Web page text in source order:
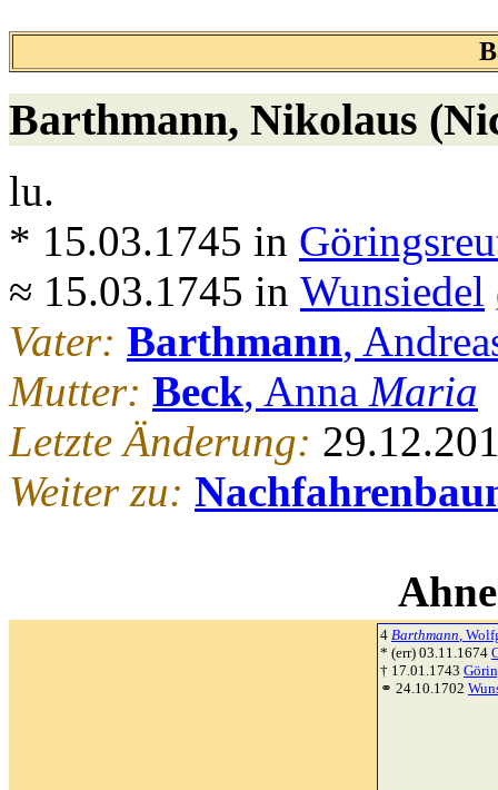
Barthmann, Nikolaus
lu.
* 15.03.1745 in
≈ 15.03.1745 in Wunsiedel
Vater: Barthmann,
Mutter: Beck, Anna Maria
Letzte Änderung:
Weiter zu:
4 Barthmann,
* (err) 03.11.1674
† 17.01.1743
⚭ 24.10.1702